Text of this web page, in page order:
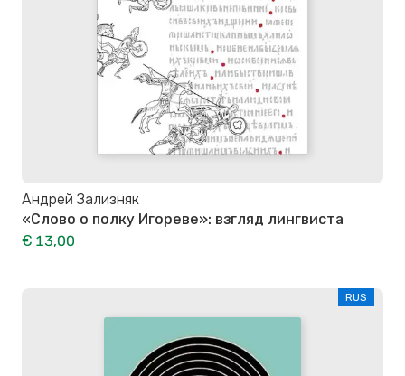
Андрей Зализняк
«Слово о полку Игореве»: взгляд лингвиста
€ 13,00
RUS